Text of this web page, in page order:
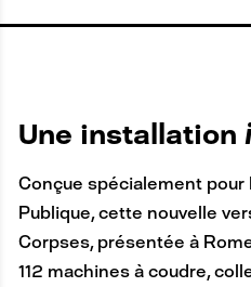
A
C
R
E
Une installation
Conçue spécialement pour
Publique, cette nouvelle
Corpses, présentée à
112 machines à coudre,